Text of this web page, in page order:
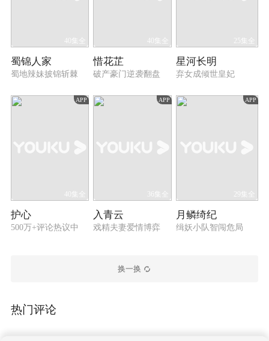
40集全
蜀锦人家
蜀地辣妹披锦斩棘
40集全
惜花芷
破产豪门逆袭翻盘
25集全
星河长明
弃女成倾世皇妃
APP
40集全
护心
500万+评论热议中
APP
36集全
入青云
戏精夫妻爱情博弈
APP
29集全
月鳞绮纪
缉妖小队智闯危局
换一换
热门评论